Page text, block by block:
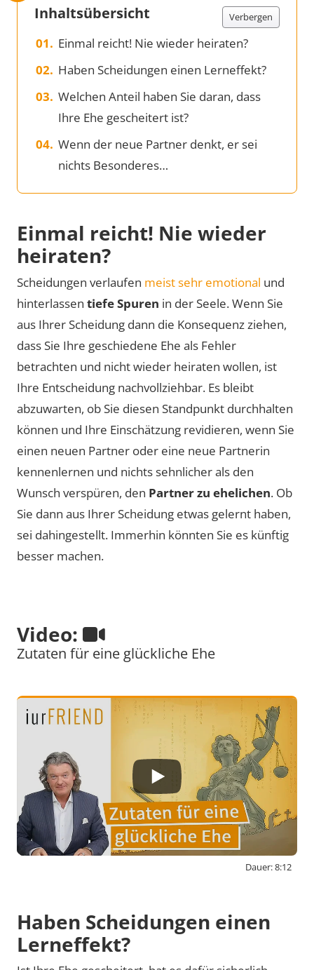
Inhaltsübersicht Verbergen
Einmal reicht! Nie wieder heiraten?
Haben Scheidungen einen Lerneffekt?
Welchen Anteil haben Sie daran, dass
Ihre Ehe gescheitert ist?
Wenn der neue Partner denkt, er sei
nichts Besonderes…
Einmal reicht! Nie wieder
heiraten?
Scheidungen verlaufen meist sehr emotional und
hinterlassen tiefe Spuren in der Seele. Wenn Sie
aus Ihrer Scheidung dann die Konsequenz ziehen,
dass Sie Ihre geschiedene Ehe als Fehler
betrachten und nicht wieder heiraten wollen, ist
Ihre Entscheidung nachvollziehbar. Es bleibt
abzuwarten, ob Sie diesen Standpunkt durchhalten
können und Ihre Einschätzung revidieren, wenn Sie
einen neuen Partner oder eine neue Partnerin
kennenlernen und nichts sehnlicher als den
Wunsch verspüren, den Partner zu ehelichen. Ob
Sie dann aus Ihrer Scheidung etwas gelernt haben,
sei dahingestellt. Immerhin könnten Sie es künftig
besser machen.
transmit data to this third party.
Dauer: 8:12
Video:
Zutaten für eine glückliche Ehe
Haben Scheidungen einen
Lerneffekt?